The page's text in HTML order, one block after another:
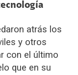
atrás los
y otros
con el último
que en su